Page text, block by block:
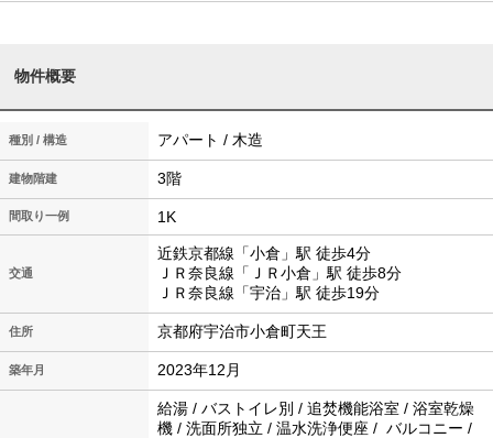
物件概要
種別 / 構造 アパート / 木造
建物階建 3階
間取り一例 1K
交通
近鉄京都線「小倉」駅 徒歩4分
ＪＲ奈良線「ＪＲ小倉」駅 徒歩8分
ＪＲ奈良線「宇治」駅 徒歩19分
住所 京都府宇治市小倉町天王
築年月 2023年12月
給湯 / バストイレ別 / 追焚機能浴室 / 浴室乾燥
機 / 洗面所独立 / 温水洗浄便座 / バルコニー /